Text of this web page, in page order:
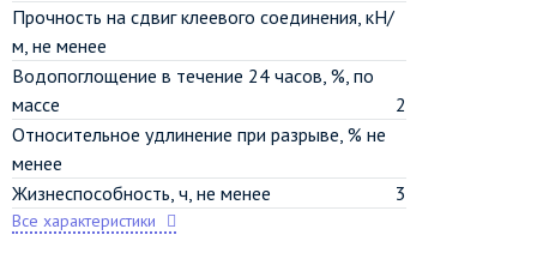
Прочность на сдвиг клеевого соединения, кН/
м, не менее
Водопоглощение в течение 24 часов, %, по
массе
2
Относительное удлинение при разрыве, % не
менее
Жизнеспособность, ч, не менее
3
Все характеристики